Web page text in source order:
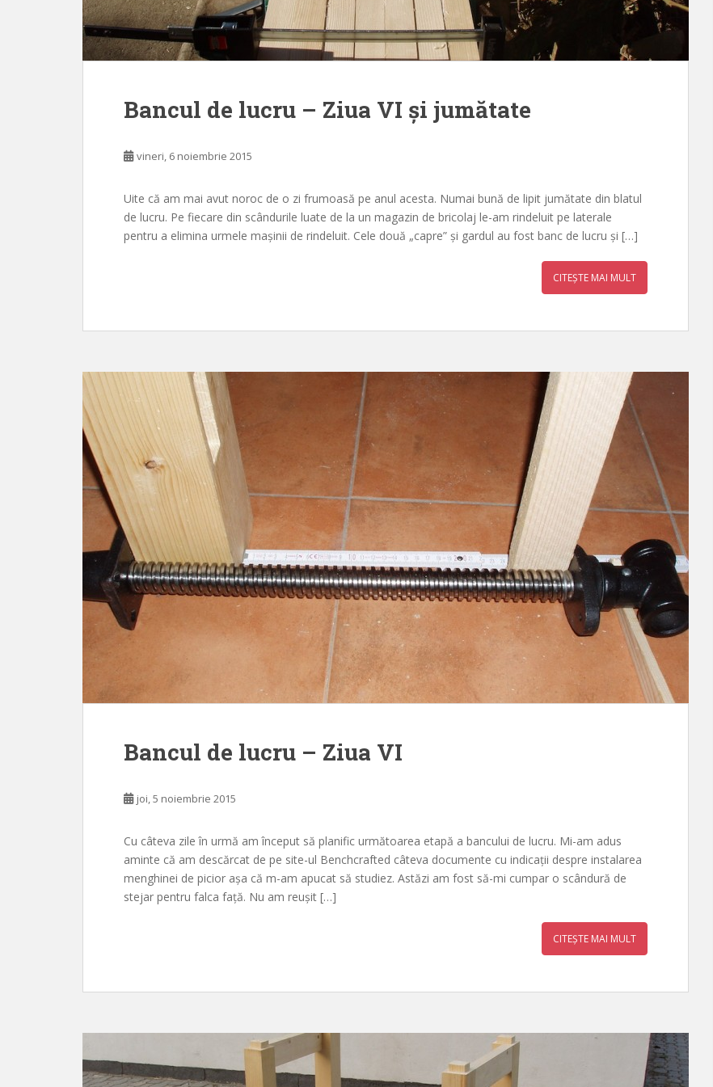
Bancul de lucru – Ziua VI și jumătate
vineri, 6 noiembrie 2015
Uite că am mai avut noroc de o zi frumoasă pe anul acesta. Numai bună de lipit jumătate din blatul
de lucru. Pe fiecare din scândurile luate de la un magazin de bricolaj le-am rindeluit pe laterale
pentru a elimina urmele mașinii de rindeluit. Cele două „capre” și gardul au fost banc de lucru și […]
CITEȘTE MAI MULT
Bancul de lucru – Ziua VI
joi, 5 noiembrie 2015
Cu câteva zile în urmă am început să planific următoarea etapă a bancului de lucru. Mi-am adus
aminte că am descărcat de pe site-ul Benchcrafted câteva documente cu indicații despre instalarea
menghinei de picior așa că m-am apucat să studiez. Astăzi am fost să-mi cumpar o scândură de
stejar pentru falca față. Nu am reușit […]
CITEȘTE MAI MULT